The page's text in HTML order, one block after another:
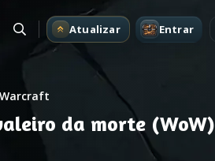
Atualizar Entrar
da morte (WoW)